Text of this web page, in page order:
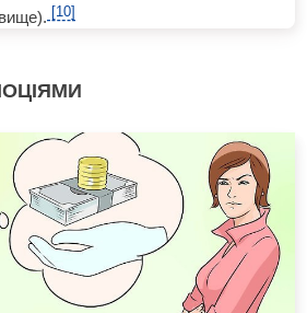
[10]